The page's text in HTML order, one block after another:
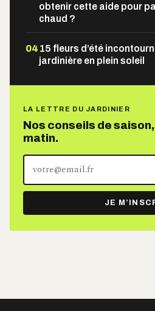
obtenir cette aide pour
chaud ?
04 15 fleurs d’été
jardinière en plein soleil
LA LETTRE DU JARDINIER
Nos conseils de
matin.
Votre
adresse
e-
mail
JE